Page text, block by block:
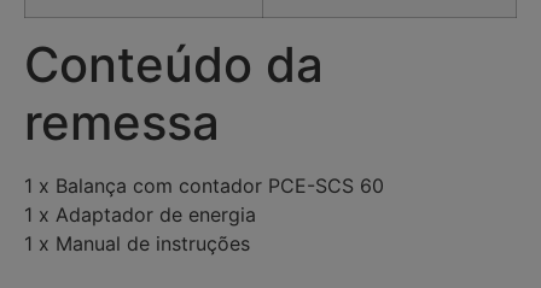
Conteúdo da
remessa
1 x Balança com contador PCE-SCS 60
1 x Adaptador de energia
1 x Manual de instruções